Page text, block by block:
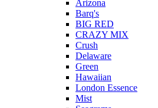
Arizona
Barq's
BIG RED
CRAZY MIX
Crush
Delaware
Green
Hawaiian
London Essence
Mist